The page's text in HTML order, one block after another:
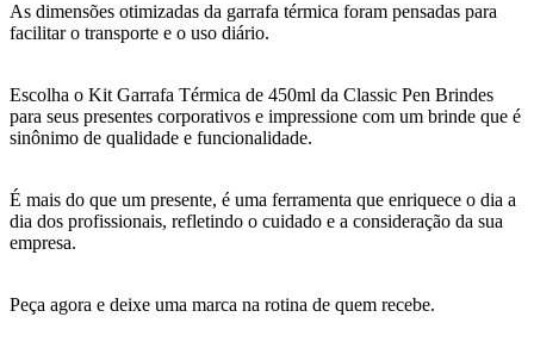
As dimensões otimizadas da garrafa térmica foram pensadas para
facilitar o transporte e o uso diário.
Escolha o Kit Garrafa Térmica de 450ml da Classic Pen Brindes
para seus presentes corporativos e impressione com um brinde que é
sinônimo de qualidade e funcionalidade.
É mais do que um presente, é uma ferramenta que enriquece o dia a
dia dos profissionais, refletindo o cuidado e a consideração da sua
empresa.
Peça agora e deixe uma marca na rotina de quem recebe.